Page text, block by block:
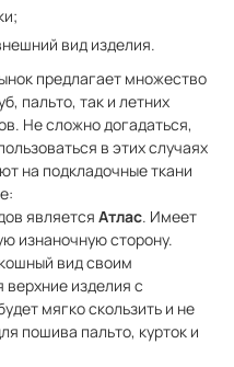
вид изделия.
предлагает множество
пальто, так и летних
Не сложно догадаться,
в этих случаях
на подкладочные ткани
является Атлас. Имеет
изнаночную сторону.
вид своим
изделия с
мягко скользить и не
пошива пальто, курток и